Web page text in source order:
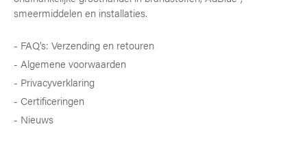
smeermiddelen en installaties.
FAQ’s: Verzending en retouren
Algemene voorwaarden
Privacyverklaring
Certificeringen
Nieuws